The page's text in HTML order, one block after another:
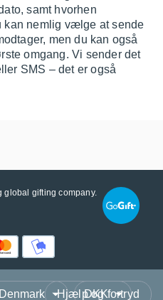
samt hvorhen
kan nemlig vælge at sende
men du kan også
omgang. Vi sender det
SMS – det er også
global gifting company.
Valuta
Hjælp og fortryd